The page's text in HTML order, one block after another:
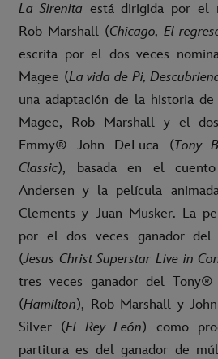
La Sirenitaestá dirigida por el
Rob Marshall (Chicago, El
escrita por el dos veces
Magee (La vida de Pi,
una adaptación de la historia
Magee, Rob Marshall y el
Emmy® John DeLuca (Tony
Classic), basada en el
Andersen y la película
Clements y Juan Musker. La
por el dos veces ganador
(Jesus Christ Superstar Live in
tres veces ganador del Tony®
(Hamilton), Rob Marshall y
Silver (El Rey León) como
partitura es del ganador de